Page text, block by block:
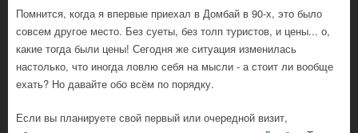
Помнится, когда я впервые приехал в Домбай в 90-х, это было
совсем другое место. Без суеты, без толп туристов, и цены... о,
какие тогда были цены! Сегодня же ситуация изменилась
настолько, что иногда ловлю себя на мысли - а стоит ли вообще
ехать? Но давайте обо всём по порядку.
Если вы планируете свой первый или очередной визит,